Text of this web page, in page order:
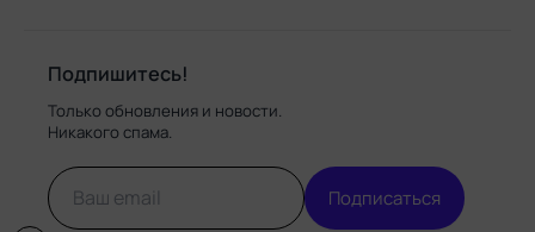
Подпишитесь!
Только обновления и новости.
Никакого спама.
Подписаться